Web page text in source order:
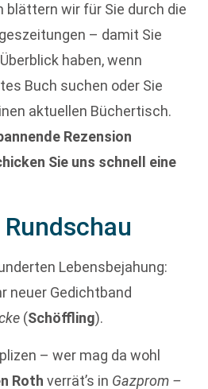
blättern wir für Sie durch die
– damit Sie
haben, wenn
Buch suchen oder Sie
aktuellen Büchertisch.
Rezension
Sie uns schnell eine
Lebensbejahung:
neuer Gedichtband
(Schöffling).
– wer mag da wohl
Roth verrät’s in Gazprom –